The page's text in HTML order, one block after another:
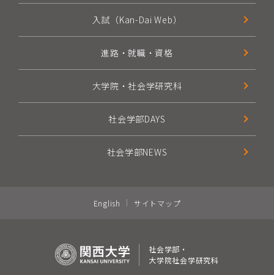
入試（Kan-Dai Web）
進路・就職・資格
大学院・社会学研究科
社会学部DAYS
社会学部NEWS
English サイトマップ
社会学部・
大学院社会学研究科